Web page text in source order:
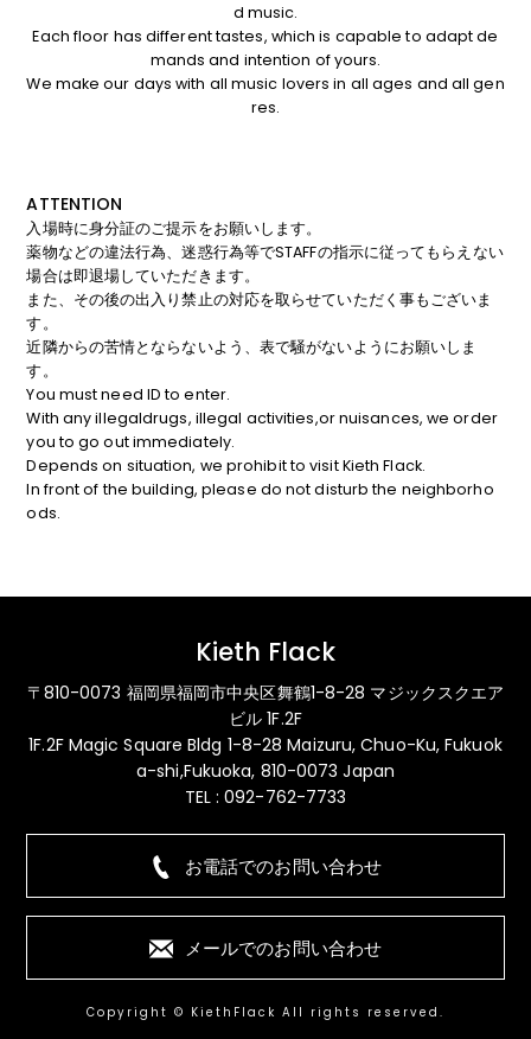
d music.
Each floor has different tastes, which is capable to adapt de
mands and intention of yours.
We make our days with all music lovers in all ages and all gen
res.
ATTENTION
入場時に身分証のご提示をお願いします。
薬物などの違法行為、迷惑行為等でSTAFFの指示に従ってもらえない
場合は即退場していただきます。
また、その後の出入り禁止の対応を取らせていただく事もございま
す。
近隣からの苦情とならないよう、表で騒がないようにお願いしま
す。
You must need ID to enter.
With any illegaldrugs, illegal activities,or nuisances, we order
you to go out immediately.
Depends on situation, we prohibit to visit Kieth Flack.
In front of the building, please do not disturb the neighborho
ods.
Kieth Flack
〒810-0073 福岡県福岡市中央区舞鶴1-8-28 マジックスクエア
ビル 1F.2F
1F.2F Magic Square Bldg 1-8-28 Maizuru, Chuo-Ku, Fukuok
a-shi,Fukuoka, 810-0073 Japan
TEL : 092-762-7733
お電話でのお問い合わせ
メールでのお問い合わせ
Copyright © KiethFlack All rights reserved.